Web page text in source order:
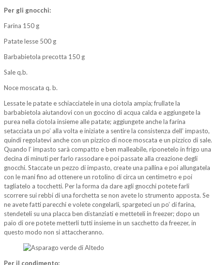
Per gli gnocchi:
Farina 150 g
Patate lesse 500 g
Barbabietola precotta 150 g
Sale q.b.
Noce moscata q. b.
Lessate le patate e schiacciatele in una ciotola ampia; frullate la
barbabietola aiutandovi con un goccino di acqua calda e aggiungete la
purea nella ciotola insieme alle patate; aggiungete anche la farina
setacciata un po’ alla volta e iniziate a sentire la consistenza dell’ impasto,
quindi regolatevi anche con un pizzico di noce moscata e un pizzico di sale.
Quando l’ impasto sarà compatto e ben malleabile, riponetelo in frigo una
decina di minuti per farlo rassodare e poi passate alla creazione degli
gnocchi. Staccate un pezzo di impasto, create una pallina e poi allungatela
con le mani fino ad ottenere un rotolino di circa un centimetro e poi
tagliatelo a tocchetti. Per la forma da dare agli gnocchi potete farli
scorrere sui rebbi di una forchetta se non avete lo strumento apposta. Se
ne avete fatti parecchi e volete congelarli, spargeteci un po’ di farina,
stendeteli su una placca ben distanziati e metteteli in freezer; dopo un
paio di ore potete metterli tutti insieme in un sacchetto da freezer, in
questo modo non si attaccheranno.
Per il condimento: